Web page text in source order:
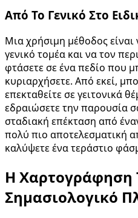
Από Το Γενικό Στο
Μια χρήσιμη μέθοδος είναι
γενικό τομέα και να τον
φτάσετε σε ένα πεδίο που
κυριαρχήσετε. Από εκεί,
επεκταθείτε σε γειτονικά
εδραιώσετε την παρουσία
σταδιακή επέκταση από
πολύ πιο αποτελεσματική
καλύψετε ένα τεράστιο
Η Χαρτογράφηση
Σημασιολογικό